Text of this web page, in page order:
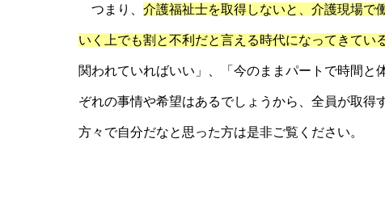
つまり、 介護福祉士を取得しないと、介護現場で
いく上でも割と不利だと言える時代になってきてい
関われていればいい」、「今のままパートで時間
ぞれの事情や希望はあるでしょうから、全員が取
方々で自分だなと思った方は是非ご覧ください。